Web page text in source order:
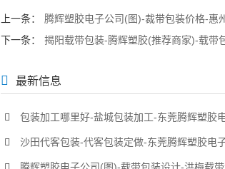
上一条：
腾辉塑胶电子公司(图)-裁带包装价格-惠
下一条：
揭阳载带包装-腾辉塑胶(推荐商家)-载带
最新信息
包装加工哪里好-盐城包装加工-东莞腾辉塑胶
沙田代客包装-代客包装定做-东莞腾辉塑胶电